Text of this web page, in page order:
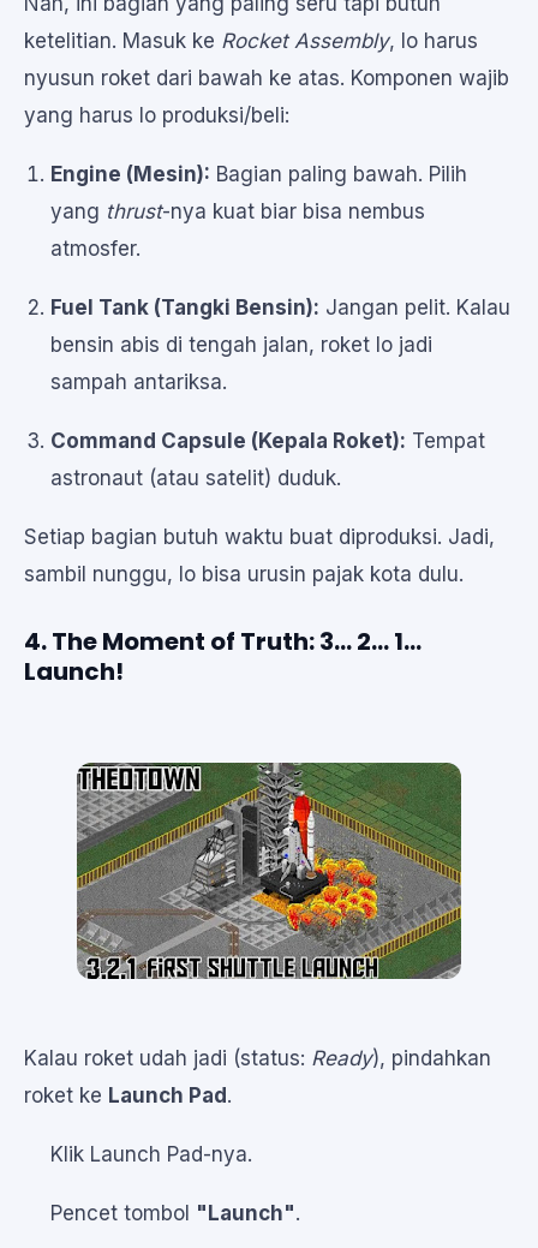
ketelitian. Masuk ke Rocket Assembly, lo harus
nyusun roket dari bawah ke atas. Komponen wajib
yang harus lo produksi/beli:
Engine (Mesin): Bagian paling bawah. Pilih
yang thrust-nya kuat biar bisa nembus
atmosfer.
Fuel Tank (Tangki Bensin): Jangan pelit. Kalau
bensin abis di tengah jalan, roket lo jadi
sampah antariksa.
Command Capsule (Kepala Roket): Tempat
astronaut (atau satelit) duduk.
Setiap bagian butuh waktu buat diproduksi. Jadi,
sambil nunggu, lo bisa urusin pajak kota dulu.
4. The Moment of Truth: 3... 2... 1...
Launch!
Kalau roket udah jadi (status: Ready), pindahkan
roket ke Launch Pad .
Klik Launch Pad-nya.
Pencet tombol "Launch".